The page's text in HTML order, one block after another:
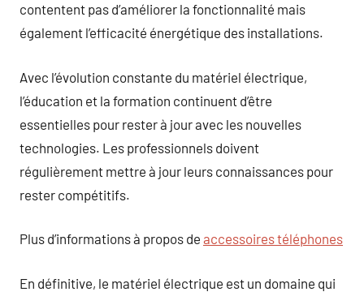
contentent pas d’améliorer la fonctionnalité mais
également l’efficacité énergétique des installations.
Avec l’évolution constante du matériel électrique,
l’éducation et la formation continuent d’être
essentielles pour rester à jour avec les nouvelles
technologies. Les professionnels doivent
régulièrement mettre à jour leurs connaissances pour
rester compétitifs.
Plus d’informations à propos de accessoires téléphones
En définitive, le matériel électrique est un domaine qui